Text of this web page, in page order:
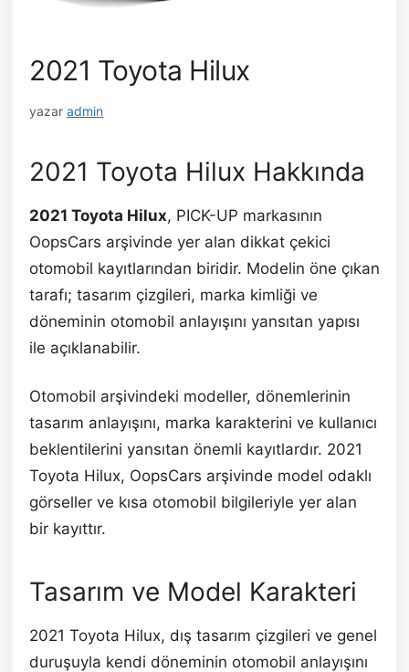
2021 Toyota Hilux
yazar admin
2021 Toyota Hilux Hakkında
2021 Toyota Hilux, PICK-UP markasının
OopsCars arşivinde yer alan dikkat çekici
otomobil kayıtlarından biridir. Modelin öne çıkan
tarafı; tasarım çizgileri, marka kimliği ve
döneminin otomobil anlayışını yansıtan yapısı
ile açıklanabilir.
Otomobil arşivindeki modeller, dönemlerinin
tasarım anlayışını, marka karakterini ve kullanıcı
beklentilerini yansıtan önemli kayıtlardır. 2021
Toyota Hilux, OopsCars arşivinde model odaklı
görseller ve kısa otomobil bilgileriyle yer alan
bir kayıttır.
Tasarım ve Model Karakteri
2021 Toyota Hilux, dış tasarım çizgileri ve genel
duruşuyla kendi döneminin otomobil anlayışını